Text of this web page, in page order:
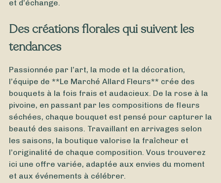
Bouquet Remerciements
et d’échange.
Des créations florales qui suivent les
tendances
Passionnée par l’art, la mode et la décoration,
l’équipe de **Le Marché Allard Fleurs** crée des
bouquets à la fois frais et audacieux. De la rose à la
pivoine, en passant par les compositions de fleurs
séchées, chaque bouquet est pensé pour capturer la
beauté des saisons. Travaillant en arrivages selon
les saisons, la boutique valorise la fraîcheur et
l’originalité de chaque composition. Vous trouverez
ici une offre variée, adaptée aux envies du moment
et aux événements à célébrer.